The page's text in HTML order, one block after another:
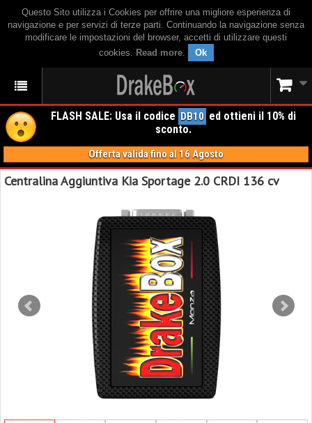
Questo Sito utilizza i Cookies per offrire una migliore esperienza di
navigazione e per servizi di terze parti. Continuando la navigazione senza
modificare le impostazioni del browser, accetti di utilizzare questi
cookies. Read more. Ok
FLASH SALE: Usa il codice DB10 ed ottieni il 10% di
sconto.
Offerta valida fino al 16 Agosto
Centralina Aggiuntiva Kia Sportage 2.0 CRDI 136 cv